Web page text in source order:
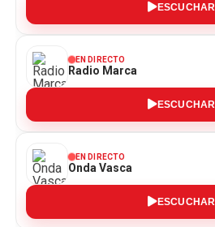
ESCUCHAR
EN DIRECTO
Radio Marca
ESCUCHAR
EN DIRECTO
Onda Vasca
ESCUCHAR